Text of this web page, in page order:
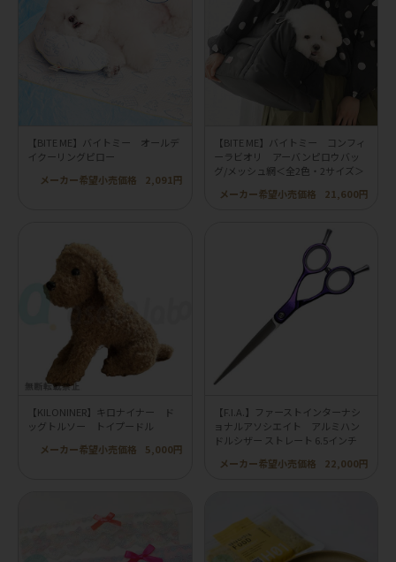
【BITE ME】バイトミー オールデ
イクーリングピロー
メーカー希望小売価格
2,091円
【BITE ME】バイトミー コンフィ
ーラビオリ アーバンピロウバッ
グ/メッシュ網＜全2色・2サイズ＞
メーカー希望小売価格
21,600円
【KILONINER】キロナイナー ド
ッグトルソー トイプードル
メーカー希望小売価格
5,000円
【F.I.A.】ファーストインターナシ
ョナルアソシエイト アルミハン
ドルシザー ストレート 6.5インチ
メーカー希望小売価格
22,000円